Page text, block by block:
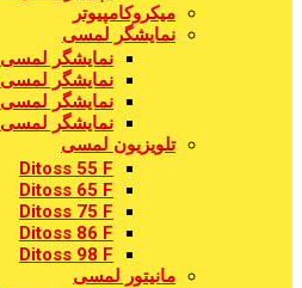
میکروکامپیوتر
نمایشگر لمسی
نمایشگر لمسی 55 اینچ
نمایشگر لمسی 65 اینچ
نمایشگر لمسی 75 اینچ
نمایشگر لمسی 86 اینچ
تلویزیون لمسی
Ditoss 55 F
Ditoss 65 F
Ditoss 75 F
Ditoss 86 F
Ditoss 98 F
مانیتور لمسی